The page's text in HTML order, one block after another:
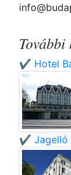
További
✔️ Hotel
✔️ Jagelló